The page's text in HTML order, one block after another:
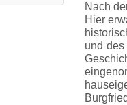
Nach
Hier
und